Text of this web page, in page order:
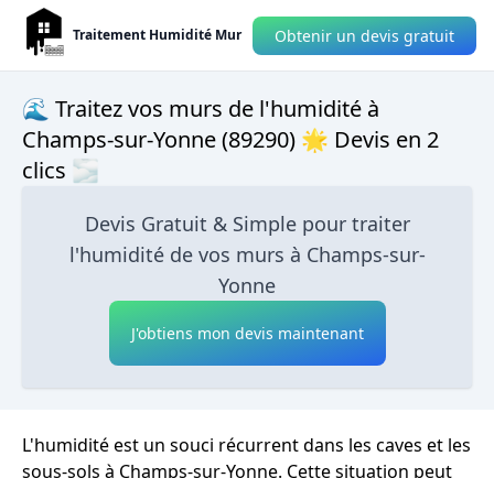
Traitement Humidité Mur Obtenir un devis gratuit
🌊 Traitez vos murs de l'humidité à
Champs-sur-Yonne (89290) 🌟 Devis en 2
clics 🌫
Devis Gratuit & Simple pour traiter
l'humidité de vos murs à Champs-sur-
Yonne
J'obtiens mon devis maintenant
L'humidité est un souci récurrent dans les caves et les
sous-sols à Champs-sur-Yonne. Cette situation peut